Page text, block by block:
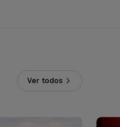
Ver todos